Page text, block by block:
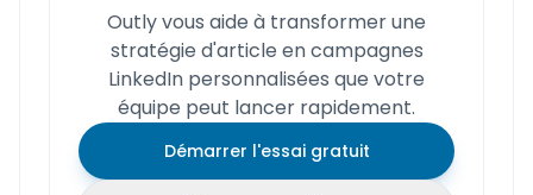
Outly vous aide à transformer une
stratégie d'article en campagnes
LinkedIn personnalisées que votre
équipe peut lancer rapidement.
Démarrer l'essai gratuit